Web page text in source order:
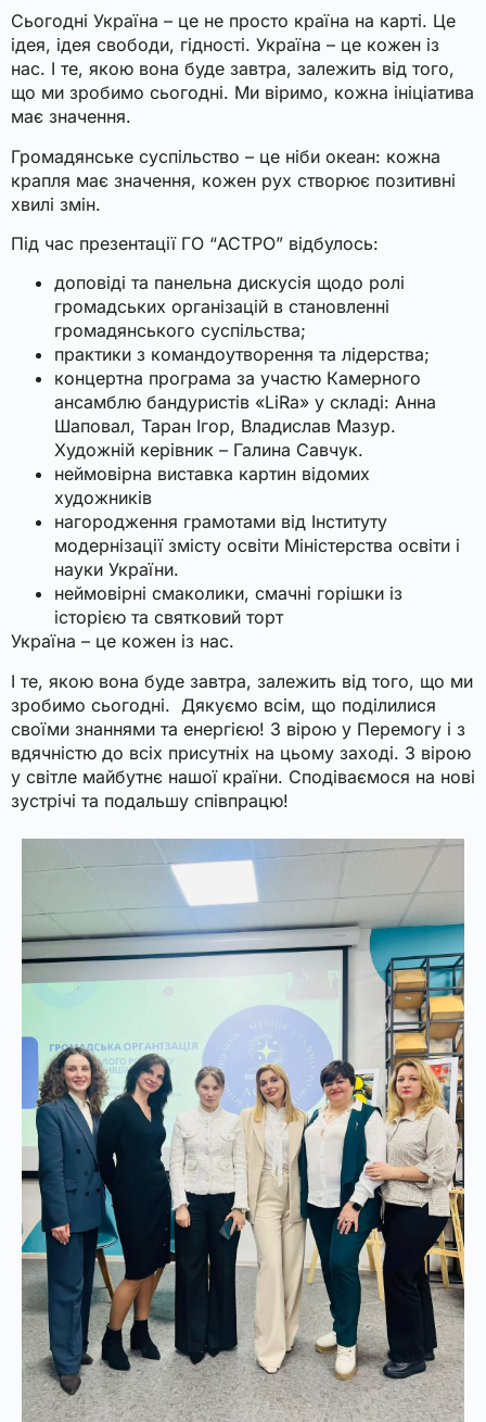
Сьогодні Україна – це не просто країна на карті. Це
ідея, ідея свободи, гідності. Україна – це кожен із
нас. І те, якою вона буде завтра, залежить від того,
що ми зробимо сьогодні. Ми віримо, кожна ініціатива
має значення.
Громадянське суспільство – це ніби океан: кожна
крапля має значення, кожен рух створює позитивні
хвилі змін.
Під час презентації ГО “АСТРО” відбулось:
доповіді та панельна дискусія щодо ролі
громадських організацій в становленні
громадянського суспільства;
практики з командоутворення та лідерства;
концертна програма за участю Камерного
ансамблю бандуристів «LiRa» у складі: Анна
Шаповал, Таран Ігор, Владислав Мазур.
Художній керівник – Галина Савчук.
неймовірна виставка картин відомих
художників
нагородження грамотами від Інституту
модернізації змісту освіти Міністерства освіти і
науки України.
неймовірні смаколики, смачні горішки із
історією та святковий торт
Україна – це кожен із нас.
І те, якою вона буде завтра, залежить від того, що ми
зробимо сьогодні. Дякуємо всім, що поділилися
своїми знаннями та енергією! З вірою у Перемогу і з
вдячністю до всіх присутніх на цьому заході. З вірою
у світле майбутнє нашої країни. Сподіваємося на нові
зустрічі та подальшу співпрацю!